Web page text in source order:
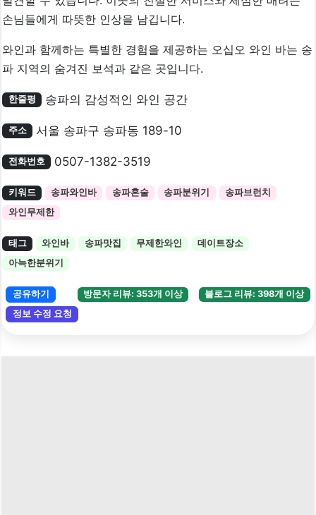
손님들에게 따뜻한 인상을 남깁니다.
와인과 함께하는 특별한 경험을 제공하는 오십오 와인 바는 송
파 지역의 숨겨진 보석과 같은 곳입니다.
한줄평 송파의 감성적인 와인 공간
주소 서울 송파구 송파동 189-10
전화번호 0507-1382-3519
키워드 송파와인바 송파혼술 송파분위기
송파브런치
와인무제한
태그 와인바 송파맛집 무제한와인
데이트장소
아늑한분위기
블로그 리뷰: 398개 이상
방문자 리뷰: 353개 이상
공유하기
정보 수정 요청